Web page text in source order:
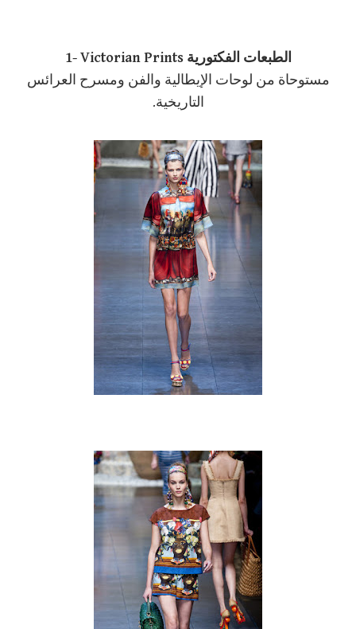
1- Victorian Prints الطبعات الفكتورية
مستوحاة من لوحات الإيطالية والفن ومسرح العرائس
التاريخية.